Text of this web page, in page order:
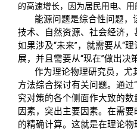
的高速增长，因为居民用电、用
能源问题是综合性问题，
技术、自然资源、社会经济，
如果涉及“未来”，就需要从“
展，并且需要从“现在”做出决
作为理论物理研究员，尤
方法综合探讨有关问题。通过
究对策的各个侧面作大致的
因素，突出主要因素。在需
的精确计算。这就是在理论